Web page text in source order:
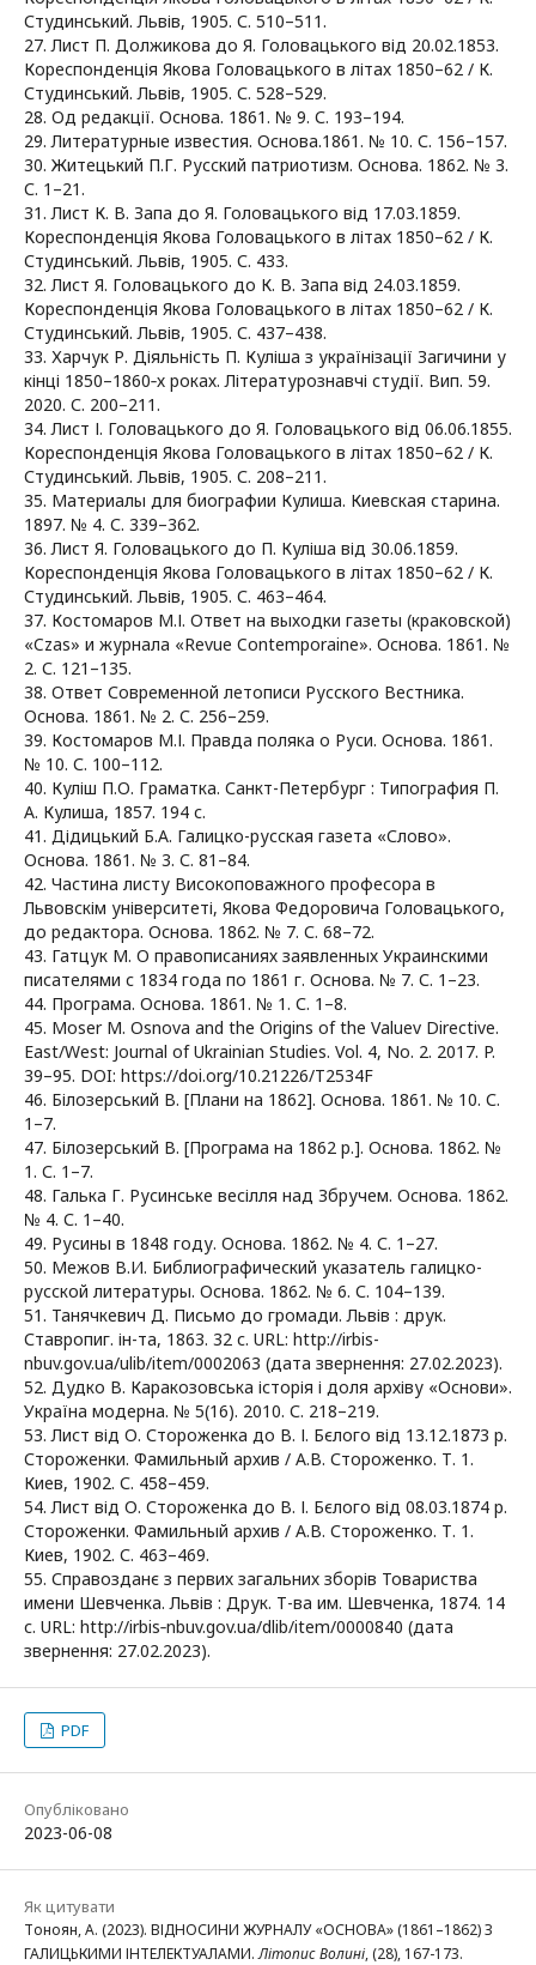
Студинський. Львів, 1905. С. 510–511.
27. Лист П. Должикова до Я. Головацького від 20.02.1853.
Кореспонденція Якова Головацького в літах 1850–62 / К.
Студинський. Львів, 1905. С. 528–529.
28. Од редакції. Основа. 1861. № 9. С. 193–194.
29. Литературные известия. Основа.1861. № 10. С. 156–157.
30. Житецький П.Г. Русский патриотизм. Основа. 1862. № 3.
С. 1–21.
31. Лист К. В. Запа до Я. Головацького від 17.03.1859.
Кореспонденція Якова Головацького в літах 1850–62 / К.
Студинський. Львів, 1905. С. 433.
32. Лист Я. Головацького до К. В. Запа від 24.03.1859.
Кореспонденція Якова Головацького в літах 1850–62 / К.
Студинський. Львів, 1905. С. 437–438.
33. Харчук Р. Діяльність П. Куліша з українізації Загичини у
кінці 1850–1860‑х роках. Літературознавчі студії. Вип. 59.
2020. С. 200–211.
34. Лист І. Головацького до Я. Головацького від 06.06.1855.
Кореспонденція Якова Головацького в літах 1850–62 / К.
Студинський. Львів, 1905. С. 208–211.
35. Материалы для биографии Кулиша. Киевская старина.
1897. № 4. С. 339–362.
36. Лист Я. Головацького до П. Куліша від 30.06.1859.
Кореспонденція Якова Головацького в літах 1850–62 / К.
Студинський. Львів, 1905. С. 463–464.
37. Костомаров М.І. Ответ на выходки газеты (краковской)
«Czas» и журнала «Revue Contemporaine». Основа. 1861. №
2. С. 121–135.
38. Ответ Современной летописи Русского Вестника.
Основа. 1861. № 2. С. 256–259.
39. Костомаров М.І. Правда поляка о Руси. Основа. 1861.
№ 10. С. 100–112.
40. Куліш П.О. Граматка. Санкт-Петербург : Типография П.
А. Кулиша, 1857. 194 с.
41. Дідицький Б.А. Галицко-русская газета «Слово».
Основа. 1861. № 3. С. 81–84.
42. Частина листу Високоповажного професора в
Львовскім університеті, Якова Федоровича Головацького,
до редактора. Основа. 1862. № 7. С. 68–72.
43. Гатцук М. О правописаниях заявленных Украинскими
писателями с 1834 года по 1861 г. Основа. № 7. С. 1–23.
44. Програма. Основа. 1861. № 1. С. 1–8.
45. Moser M. Osnova and the Origins of the Valuev Directive.
East/West: Journal of Ukrainian Studies. Vol. 4, No. 2. 2017. P.
39–95. DOI: https://doi.org/10.21226/T2534F
46. Білозерський В. [Плани на 1862]. Основа. 1861. № 10. С.
1–7.
47. Білозерський В. [Програма на 1862 р.]. Основа. 1862. №
1. С. 1–7.
48. Галька Г. Русинське весілля над Збручем. Основа. 1862.
№ 4. С. 1–40.
49. Русины в 1848 году. Основа. 1862. № 4. С. 1–27.
50. Межов В.И. Библиографический указатель галицко-
русской литературы. Основа. 1862. № 6. С. 104–139.
51. Танячкевич Д. Письмо до громади. Львів : друк.
Ставропиг. ін-та, 1863. 32 с. URL: http://irbis-
nbuv.gov.ua/ulib/item/0002063 (дата звернення: 27.02.2023).
52. Дудко В. Каракозовська історія і доля архіву «Основи».
Україна модерна. № 5(16). 2010. С. 218–219.
53. Лист від О. Стороженка до В. І. Бєлого від 13.12.1873 р.
Стороженки. Фамильный архив / А.В. Стороженко. Т. 1.
Киев, 1902. С. 458–459.
54. Лист від О. Стороженка до В. І. Бєлого від 08.03.1874 р.
Стороженки. Фамильный архив / А.В. Стороженко. Т. 1.
Киев, 1902. С. 463–469.
55. Справозданє з первих загальних зборів Товариства
имени Шевченка. Львів : Друк. Т-ва им. Шевченка, 1874. 14
с. URL: http://irbis‑nbuv.gov.ua/dlib/item/0000840 (дата
звернення: 27.02.2023).
PDF
Опубліковано
2023-06-08
Як цитувати
Тоноян, А. (2023). ВІДНОСИНИ ЖУРНАЛУ «ОСНОВА» (1861–1862) З
ГАЛИЦЬКИМИ ІНТЕЛЕКТУАЛАМИ.Літопис Волині, (28), 167-173.